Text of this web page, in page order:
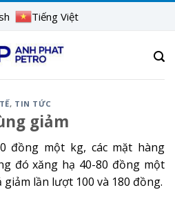
Tiếng Việt
, TIN TỨC
giảm
đồng một kg, các mặt hàng
đó xăng hạ 40-80 đồng một
giảm lần lượt 100 và 180 đồng.